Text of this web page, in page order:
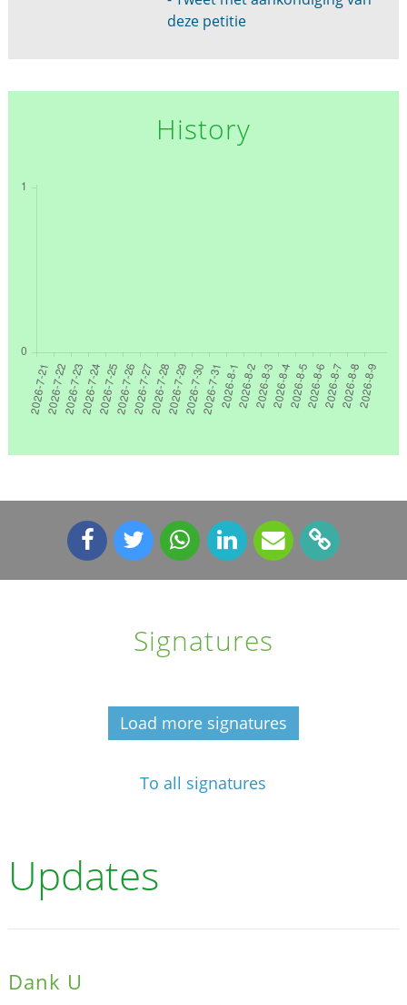
deze petitie
History
Signatures
Load more signatures
To all signatures
Updates
Dank U